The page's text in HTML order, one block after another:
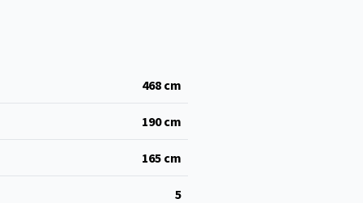
468 cm
190cm
165 cm
5